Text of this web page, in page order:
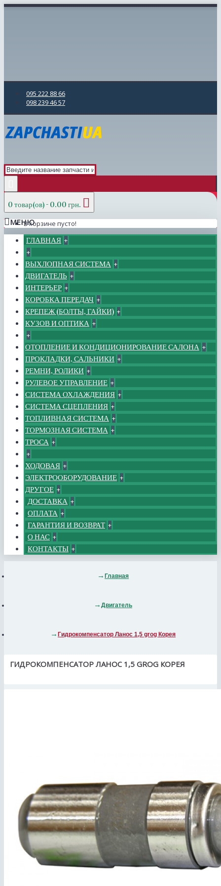
095 222 88 66
098 239 46 57
0 товар(ов) - 0.00 грн.
В корзине пусто!
МЕНЮ
ГЛАВНАЯ +
+
ВЫХЛОПНАЯ СИСТЕМА +
ДВИГАТЕЛЬ +
ИНТЕРЬЕР +
КОРОБКА ПЕРЕДАЧ +
КРЕПЕЖ (БОЛТЫ, ГАЙКИ) +
КУЗОВ И ОПТИКА +
+
ОТОПЛЕНИЕ И КОНДИЦИОНИРОВАНИЕ САЛОНА +
ПРОКЛАДКИ, САЛЬНИКИ +
РЕМНИ, РОЛИКИ +
РУЛЕВОЕ УПРАВЛЕНИЕ +
СИСТЕМА ОХЛАЖДЕНИЯ +
СИСТЕМА СЦЕПЛЕНИЯ +
ТОПЛИВНАЯ СИСТЕМА +
ТОРМОЗНАЯ СИСТЕМА +
ТРОСА +
+
ХОДОВАЯ +
ЭЛЕКТРООБОРУДОВАНИЕ +
ДРУГОЕ +
ДОСТАВКА +
ОПЛАТА +
ГАРАНТИЯ И ВОЗВРАТ +
О НАС +
КОНТАКТЫ +
Главная
Двигатель
Гидрокомпенсатор Ланос 1,5 grog Корея
ГИДРОКОМПЕНСАТОР ЛАНОС 1,5 GROG КОРЕЯ